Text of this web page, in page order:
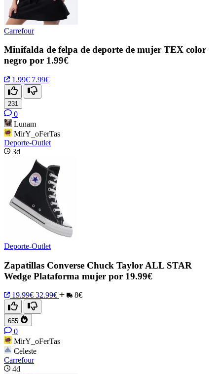
Carrefour
Minifalda de felpa de deporte de mujer TEX color
negro por 1.99€
1.99€ 7.99€
231
0
Lunam
MirY_oFerTas
Deporte-Outlet
3d
Deporte-Outlet
Zapatillas Converse Chuck Taylor ALL STAR
Wedge Plataforma mujer por 19.99€
19.99€ 32.99€ 8€
655
0
MirY_oFerTas
Celeste
Carrefour
4d